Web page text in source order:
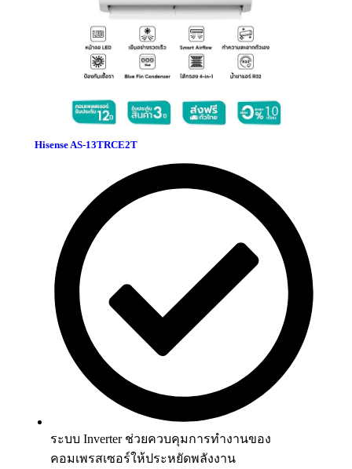
Hisense AS-13TRCE2T
ระบบ Inverter ช่วยควบคุมการทำงานของ
คอมเพรสเซอร์ให้ประหยัดพลังงาน